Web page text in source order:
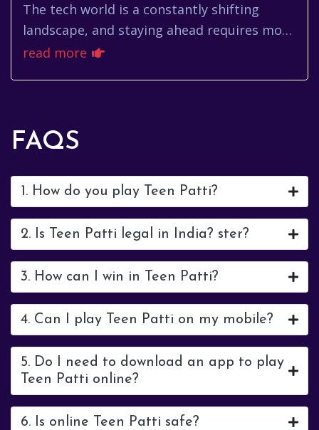
The tech world is a constantly shifting
landscape, and staying ahead requires more
than just innovation – it demands
read more
FAQS
1. How do you play Teen Patti?
2. Is Teen Patti legal in India? ster?
3. How can I win in Teen Patti?
4. Can I play Teen Patti on my mobile?
5. Do I need to download an app to play
Teen Patti online?
6. Is online Teen Patti safe?